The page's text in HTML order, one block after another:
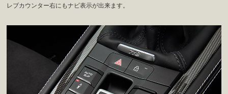
レブカウンター右にもナビ表示が出来ます。